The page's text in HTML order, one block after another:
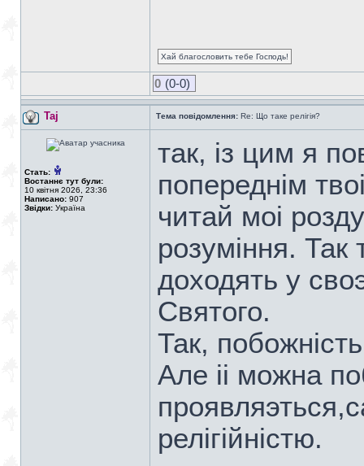
Хай благословить тебе Господь!
0 (0-0)
Taj Тема повідомлення: Re: Що таке релігія?
Стать:
Востаннє тут були:
10 квітня 2026, 23:36
Написано: 907
Звідки: Україна
так, iз цим я
попереднiм
читай моi
розумiння. Так
доходять у
Святого.
Так,
Але ii можна
релiгiйнiстю.